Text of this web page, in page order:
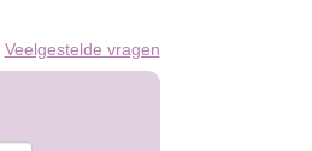
Veelgestelde vragen